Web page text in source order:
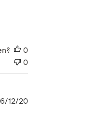
0
0
12/20